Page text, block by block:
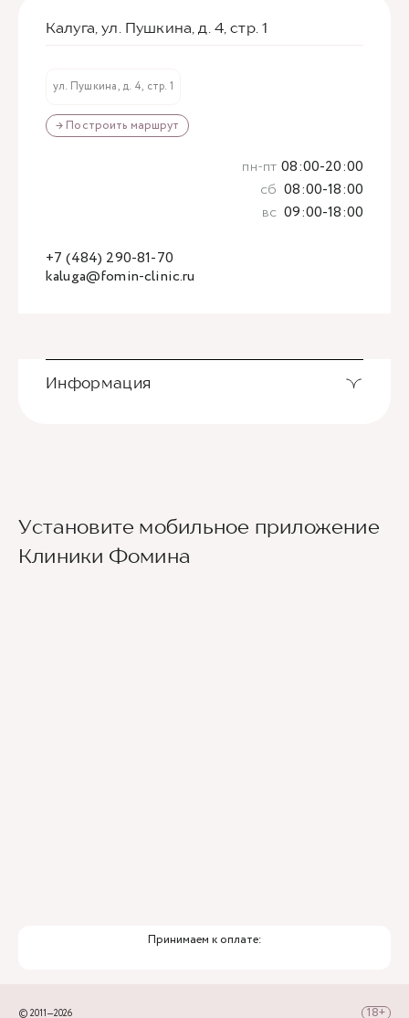
Калуга, ул. Пушкина, д. 4, стр. 1
ул. Пушкина, д. 4, стр. 1
→ Построить маршрут
kaluga@fomin-clinic.ru
+7 (484) 290-81-70
пн-пт 08:00-20:00
сб 08:00-18:00
вс 09:00-18:00
Информация
Ведущие врачи региона
Установите мобильное приложение
Клиники Фомина
Принимаем к оплате:
© 2011—2026